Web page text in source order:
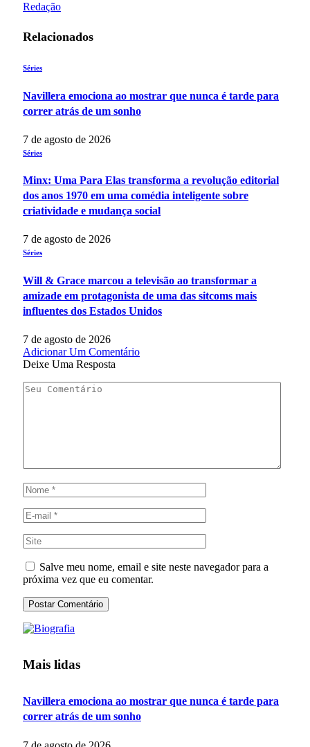
Redação
Relacionados
Séries
Navillera emociona ao mostrar que nunca é tarde para
correr atrás de um sonho
7 de agosto de 2026
Séries
Minx: Uma Para Elas transforma a revolução editorial
dos anos 1970 em uma comédia inteligente sobre
criatividade e mudança social
7 de agosto de 2026
Séries
Will & Grace marcou a televisão ao transformar a
amizade em protagonista de uma das sitcoms mais
influentes dos Estados Unidos
7 de agosto de 2026
Adicionar Um Comentário
Deixe Uma Resposta
Salve meu nome, email e site neste navegador para a
próxima vez que eu comentar.
Mais lidas
Navillera emociona ao mostrar que nunca é tarde para
correr atrás de um sonho